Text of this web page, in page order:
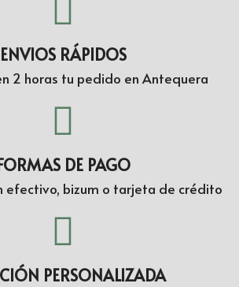
ENVIOS RÁPIDOS
2 horas tu pedido en Antequera
DE PAGO
efectivo, bizum o tarjeta de crédito
PERSONALIZADA